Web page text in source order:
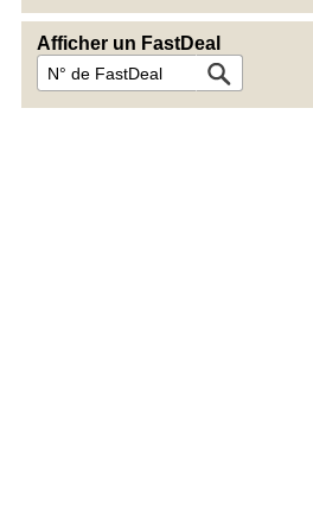
Afficher un FastDeal